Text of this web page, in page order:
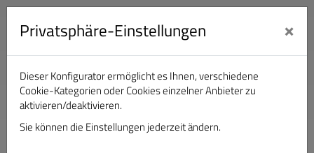
Verband Deutscher Sportjournalisten e.V.
Privatsphäre-Einstellungen ×
Dieser Konfigurator ermöglicht es Ihnen, verschiedene
Cookie-Kategorien oder Cookies einzelner Anbieter zu
aktivieren/deaktivieren.
Sie können die Einstellungen jederzeit ändern.